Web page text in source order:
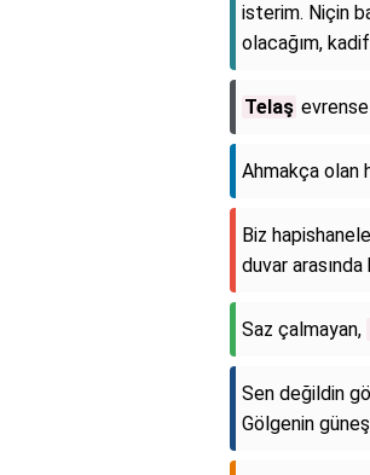
isterim. Niçin
olacağım,
Telaş
Ahmakça olan
Biz
duvar arasında
Saz çalmayan,
Sen değildin
Gölgenin